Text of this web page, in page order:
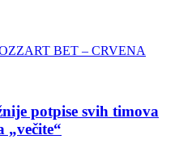
potpise svih timova
„večite“